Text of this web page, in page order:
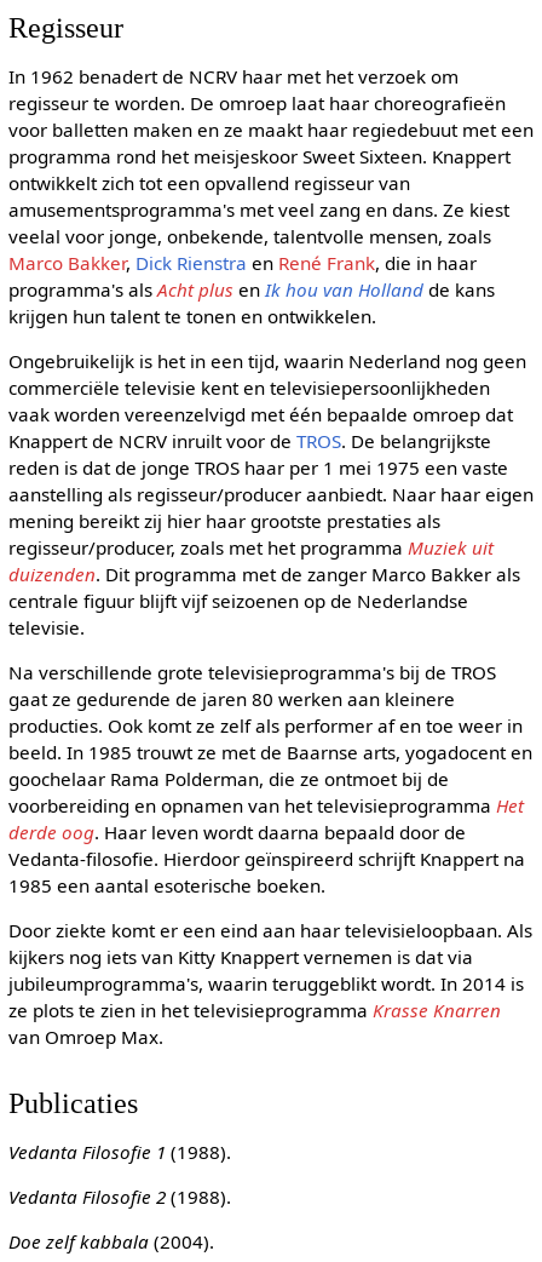
Regisseur
In 1962 benadert de NCRV haar met het verzoek om
regisseur te worden. De omroep laat haar choreografieën
voor balletten maken en ze maakt haar regiedebuut met een
programma rond het meisjeskoor Sweet Sixteen. Knappert
ontwikkelt zich tot een opvallend regisseur van
amusementsprogramma's met veel zang en dans. Ze kiest
veelal voor jonge, onbekende, talentvolle mensen, zoals
Marco Bakker, Dick Rienstra en René Frank, die in haar
programma's als Acht plus en Ik hou van Hollandde kans
krijgen hun talent te tonen en ontwikkelen.
Ongebruikelijk is het in een tijd, waarin Nederland nog geen
commerciële televisie kent en televisiepersoonlijkheden
vaak worden vereenzelvigd met één bepaalde omroep dat
Knappert de NCRV inruilt voor de TROS. De belangrijkste
reden is dat de jonge TROS haar per 1 mei 1975 een vaste
aanstelling als regisseur/producer aanbiedt. Naar haar eigen
mening bereikt zij hier haar grootste prestaties als
regisseur/producer, zoals met het programma Muziek uit
duizenden. Dit programma met de zanger Marco Bakker als
centrale figuur blijft vijf seizoenen op de Nederlandse
televisie.
Na verschillende grote televisieprogramma's bij de TROS
gaat ze gedurende de jaren 80 werken aan kleinere
producties. Ook komt ze zelf als performer af en toe weer in
beeld. In 1985 trouwt ze met de Baarnse arts, yogadocent en
goochelaar Rama Polderman, die ze ontmoet bij de
voorbereiding en opnamen van het televisieprogramma Het
derde oog. Haar leven wordt daarna bepaald door de
Vedanta-filosofie. Hierdoor geïnspireerd schrijft Knappert na
1985 een aantal esoterische boeken.
Door ziekte komt er een eind aan haar televisieloopbaan. Als
kijkers nog iets van Kitty Knappert vernemen is dat via
jubileumprogramma's, waarin teruggeblikt wordt. In 2014 is
ze plots te zien in het televisieprogramma Krasse Knarren
van Omroep Max.
Publicaties
Vedanta Filosofie 1 (1988).
Vedanta Filosofie 2(1988).
Doe zelf kabbala(2004).